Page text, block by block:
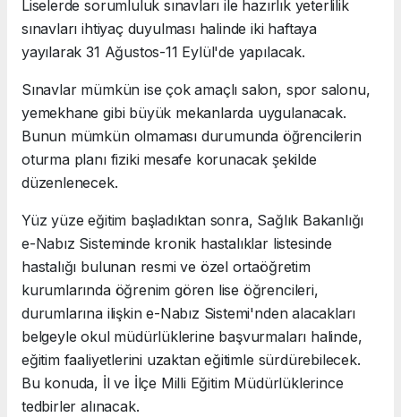
Liselerde sorumluluk sınavları ile hazırlık yeterlilik
sınavları ihtiyaç duyulması halinde iki haftaya
yayılarak 31 Ağustos-11 Eylül'de yapılacak.
Sınavlar mümkün ise çok amaçlı salon, spor salonu,
yemekhane gibi büyük mekanlarda uygulanacak.
Bunun mümkün olmaması durumunda öğrencilerin
oturma planı fiziki mesafe korunacak şekilde
düzenlenecek.
Yüz yüze eğitim başladıktan sonra, Sağlık Bakanlığı
e-Nabız Sisteminde kronik hastalıklar listesinde
hastalığı bulunan resmi ve özel ortaöğretim
kurumlarında öğrenim gören lise öğrencileri,
durumlarına ilişkin e-Nabız Sistemi'nden alacakları
belgeyle okul müdürlüklerine başvurmaları halinde,
eğitim faaliyetlerini uzaktan eğitimle sürdürebilecek.
Bu konuda, İl ve İlçe Milli Eğitim Müdürlüklerince
tedbirler alınacak.